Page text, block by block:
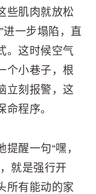
些肌肉就放松
进一步塌陷，直
。这时候空气
个小巷子，根
立刻报警，这
程序。
醒一句“嘿，
就是强行开
所有能动的家